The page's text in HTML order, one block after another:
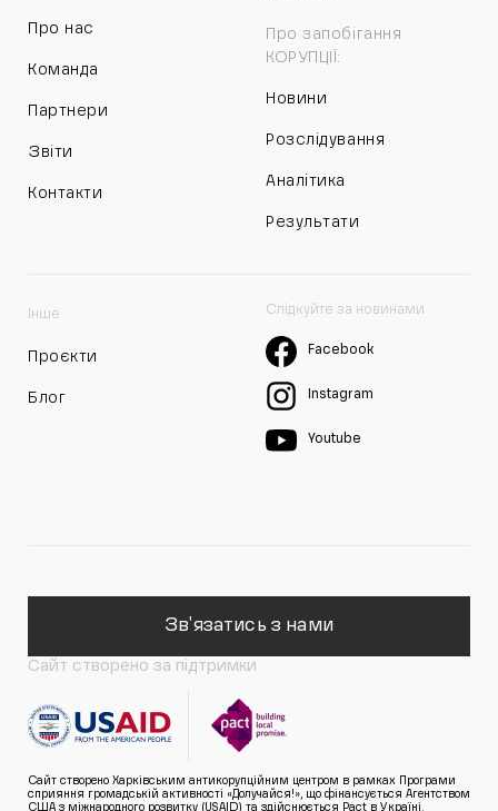
Про нас
Команда
Партнери
Звіти
Контакти
Про запобігання
КОРУПЦІЇ:
Новини
Розслідування
Аналітика
Результати
Інше
Проєкти
Блог
Слідкуйте за новинами
Facebook
Instagram
Youtube
Зв'язатись з нами
Сайт створено за підтримки
Сайт створено Харківським антикорупційним центром в рамках Програми
сприяння громадській активності «Долучайся!», що фінансується Агентством
США з міжнародного розвитку (USAID) та здійснюється Pact в Україні.